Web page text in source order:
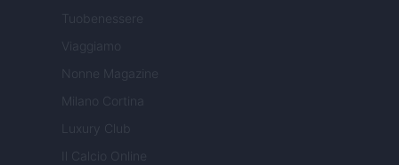
Tuobenessere
Viaggiamo
Nonne Magazine
Milano Cortina
Luxury Club
Il Calcio Online